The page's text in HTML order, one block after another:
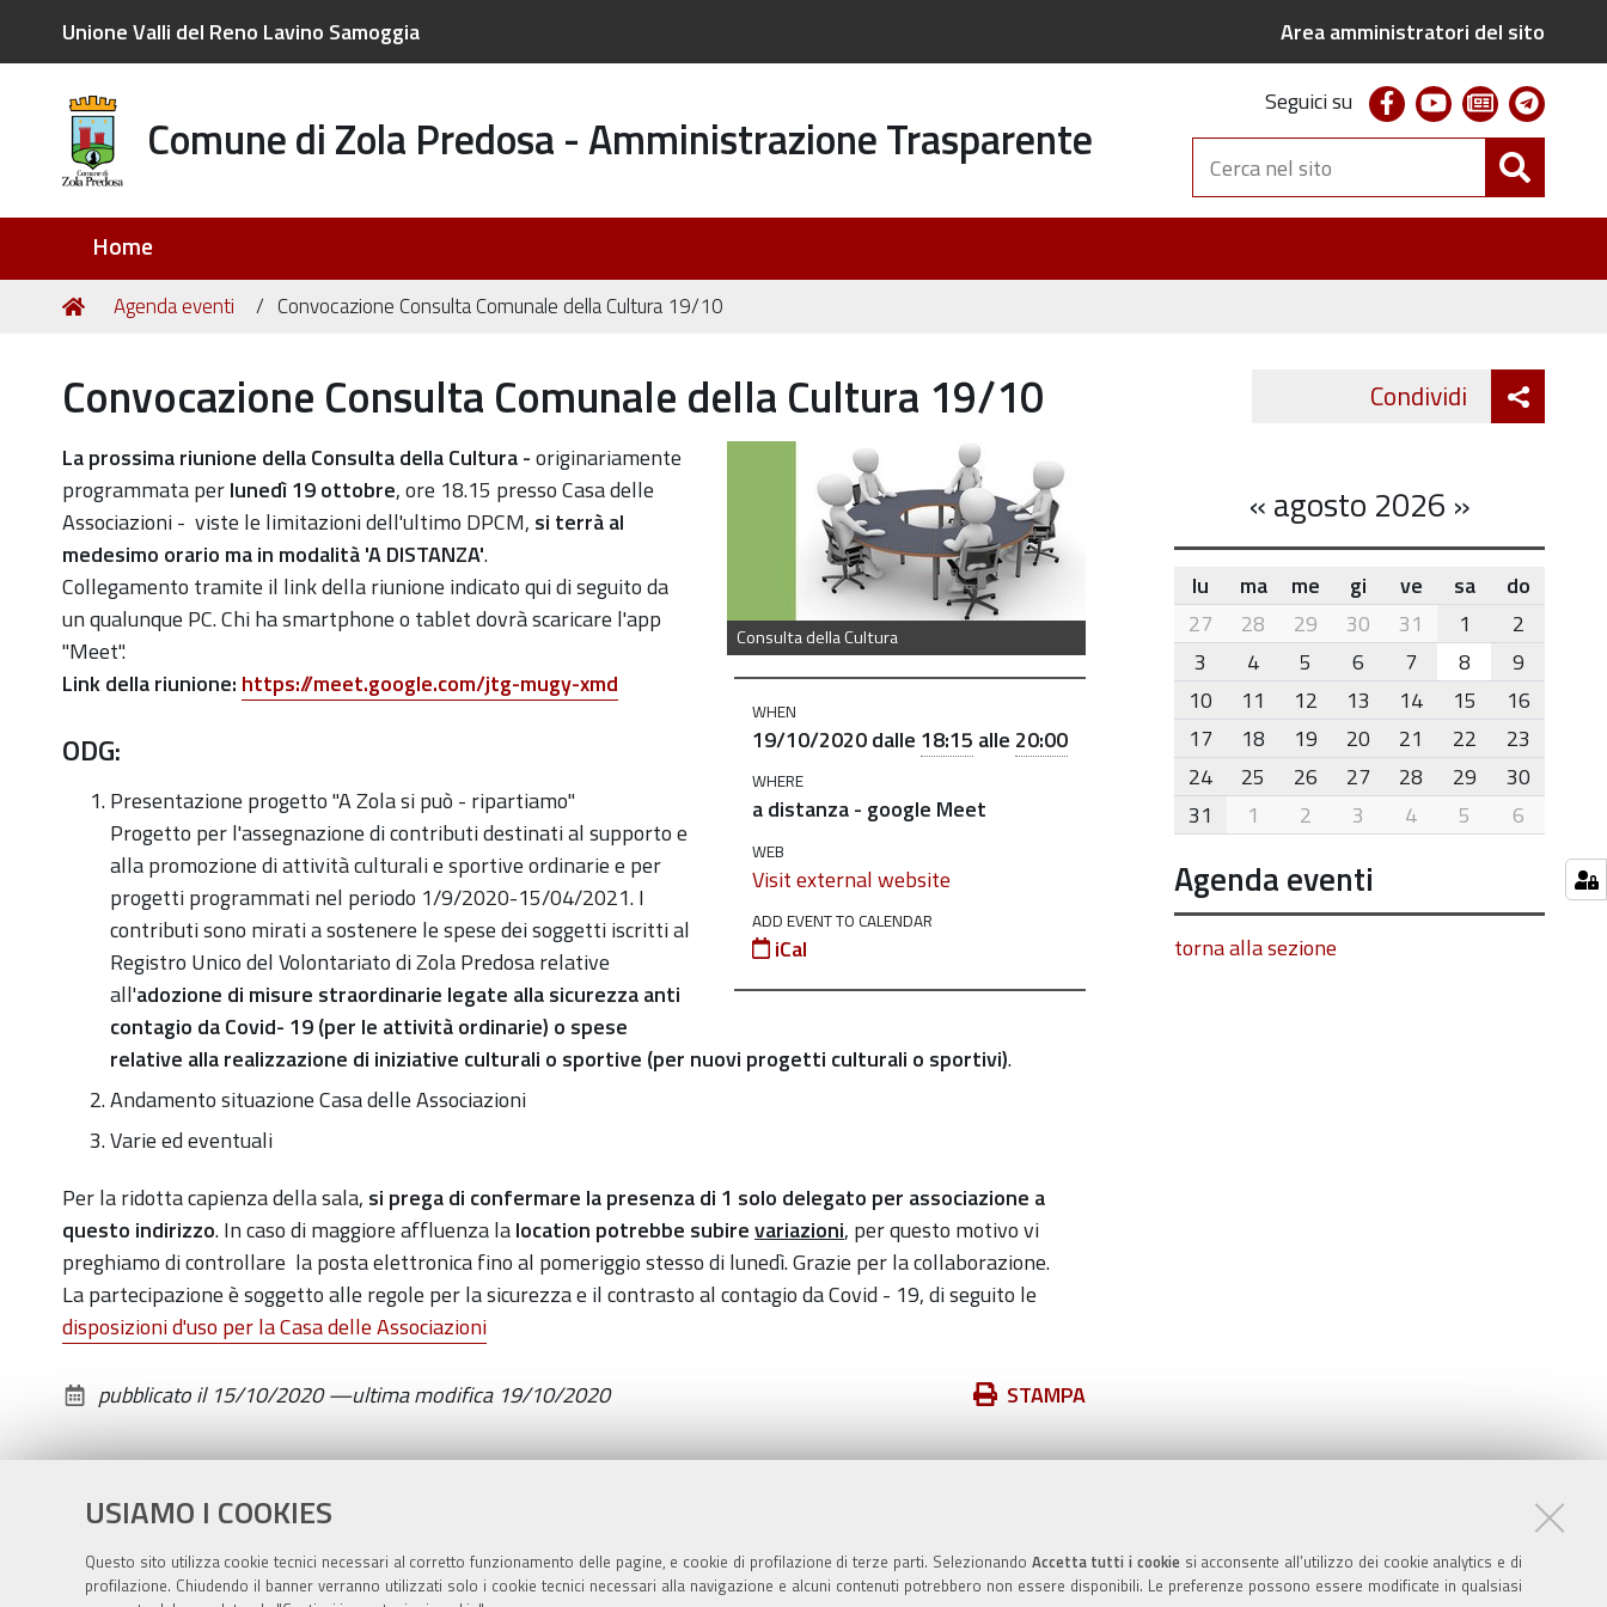
USIAMO I COOKIES
Questo sito utilizza cookie tecnici necessari al corretto funzionamento delle pagine, e cookie di profilazione di terze parti. Selezionando Accetta tutti i cookiesi acconsente all’utilizzo dei cookie analytics e di
profilazione. Chiudendo il banner verranno utilizzati solo i cookie tecnici necessari alla navigazione e alcuni contenuti potrebbero non essere disponibili. Le preferenze possono essere modificate in qualsiasi
Unione Valli del Reno Lavino Samoggia Area amministratori del sito
Comune di Zola Predosa - Amministrazione Trasparente
Seguici su facebookyoutubenewsletter
Cerca
nel
sito
Home
Tu
Home
Agenda eventi Convocazione Consulta Comunale della Cultura 19/10
Convocazione Consulta Comunale della Cultura 19/10
Consulta della Cultura
https://old.comune.zolapredosa.bo.it/events/convocazione-
consulta-
comunale-
della-
cultura-
19-
10
Convocazione
Comunale
della
Cultura
19/10
2020-
19T18:15:00+02:00
2020-
19T20:00:00+02:00
WHEN
19/10/2020dalle 18:15 alle 20:00
WHERE
a distanza - google Meet
WEB
Visit external website
ADD EVENT TO CALENDAR
iCal
La prossima riunione della Consulta della Cultura -originariamente
programmata perlunedì 19 ottobre, ore 18.15 presso Casa delle
Associazioni - viste le limitazioni dell'ultimo DPCM, si terrà al
medesimo orario ma in modalità 'A DISTANZA'.
Collegamento tramite il link della riunione indicato qui di seguito da
un qualunque PC. Chi ha smartphone o tablet dovrà scaricare l'app
"Meet".
Link della riunione: https://meet.google.com/jtg-mugy-xmd
ODG:
Presentazione progetto "A Zola si può - ripartiamo"
Progetto per l'assegnazione di contributi destinati al supporto e
alla promozione di attività culturali e sportive ordinarie e per
progetti programmati nel periodo 1/9/2020-15/04/2021. I
contributi sono mirati a sostenere le spese dei soggetti iscritti al
Registro Unico del Volontariato di Zola Predosa relative
all'adozione di misure straordinarie legate alla sicurezza anti
contagio da Covid- 19 (per le attività ordinarie) o spese
relative alla realizzazione di iniziative culturali o sportive (per nuovi progetti culturali o sportivi).
Andamento situazione Casa delle Associazioni
Varie ed eventuali
Per la ridotta capienza della sala, si prega di confermare la presenza di 1 solo delegato per associazione a
questo indirizzo. In caso di maggiore affluenza lalocation potrebbe subirevariazioni, per questo motivo vi
preghiamo di controllare la posta elettronica fino al pomeriggio stesso di lunedì. Grazie per la collaborazione.
La partecipazione è soggetto alle regole per la sicurezza e il contrasto al contagio da Covid - 19, di seguito le
disposizioni d'uso per la Casa delle Associazioni
Azioni
documento
STAMPA
pubblicato il 15/10/2020—ultima modifica 19/10/2020
Condividi Twitter
«agosto 2026 »
month-
8
lu ma me gi ve sa
do
27
28 29 30 31 1
2
3
4 5 6 7 8
9
10
11 12 13 14 15
16
17
18 19 20 21 22
23
24
25 26 27 28 29
30
31
1 2 3 4 5 6
Agenda eventi
torna alla sezione